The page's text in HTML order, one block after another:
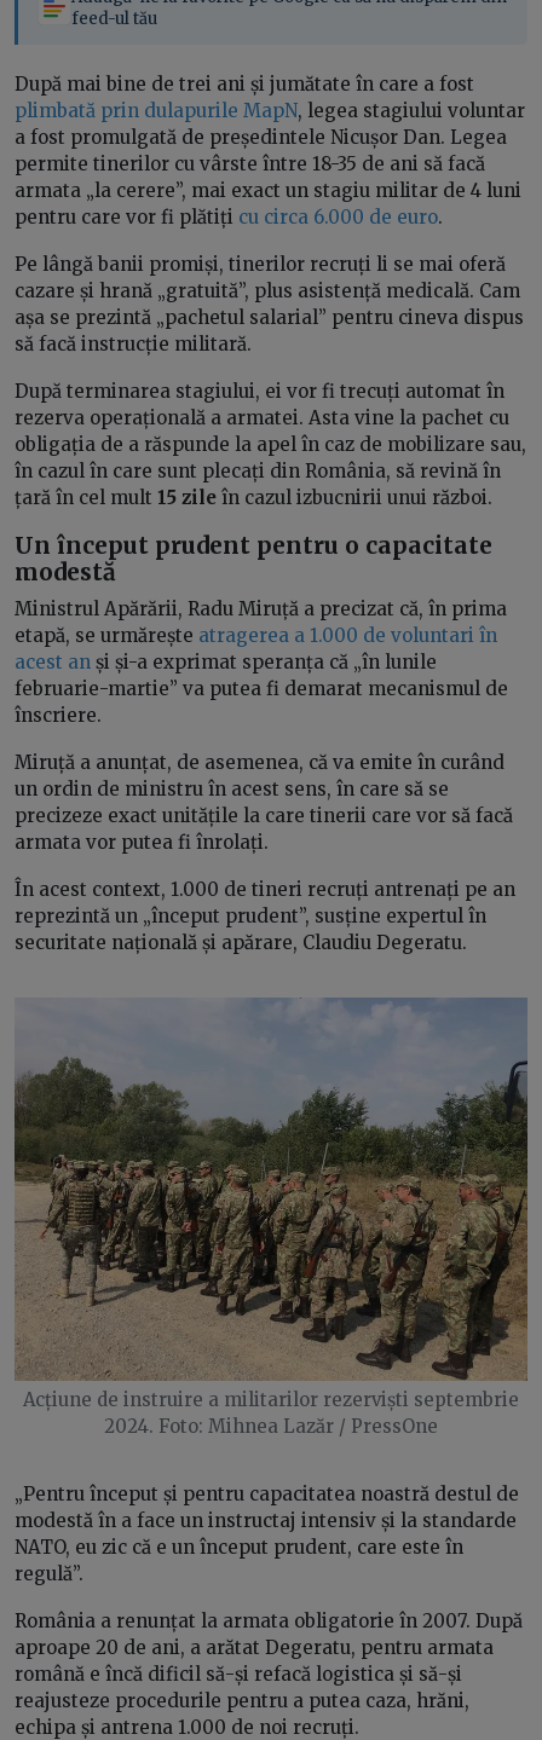
feed-ul tău
După mai bine de trei ani și jumătate în care a fost
plimbată prin dulapurile MapN, legea stagiului voluntar
a fost promulgată de președintele Nicușor Dan. Legea
permite tinerilor cu vârste între 18-35 de ani să facă
armata „la cerere”, mai exact un stagiu militar de 4 luni
pentru care vor fi plătiți cu circa 6.000 de euro.
Pe lângă banii promiși, tinerilor recruți li se mai oferă
cazare și hrană „gratuită”, plus asistență medicală. Cam
așa se prezintă „pachetul salarial” pentru cineva dispus
să facă instrucție militară.
După terminarea stagiului, ei vor fi trecuți automat în
rezerva operațională a armatei. Asta vine la pachet cu
obligația de a răspunde la apel în caz de mobilizare sau,
în cazul în care sunt plecați din România, să revină în
țară în cel mult 15 zile în cazul izbucnirii unui război.
Un început prudent pentru o capacitate
modestă
Ministrul Apărării, Radu Miruță a precizat că, în prima
etapă, se urmărește atragerea a 1.000 de voluntari în
acest an și și-a exprimat speranța că „în lunile
februarie-martie” va putea fi demarat mecanismul de
înscriere.
Miruță a anunțat, de asemenea, că va emite în curând
un ordin de ministru în acest sens, în care să se
precizeze exact unitățile la care tinerii care vor să facă
armata vor putea fi înrolați.
În acest context, 1.000 de tineri recruți antrenați pe an
reprezintă un „început prudent”, susține expertul în
securitate națională și apărare, Claudiu Degeratu.
Acțiune de instruire a militarilor rezerviști septembrie
2024. Foto: Mihnea Lazăr / PressOne
„Pentru început și pentru capacitatea noastră destul de
modestă în a face un instructaj intensiv și la standarde
NATO, eu zic că e un început prudent, care este în
regulă”.
România a renunțat la armata obligatorie în 2007. După
aproape 20 de ani, a arătat Degeratu, pentru armata
română e încă dificil să-și refacă logistica și să-și
reajusteze procedurile pentru a putea caza, hrăni,
echipa și antrena 1.000 de noi recruți.